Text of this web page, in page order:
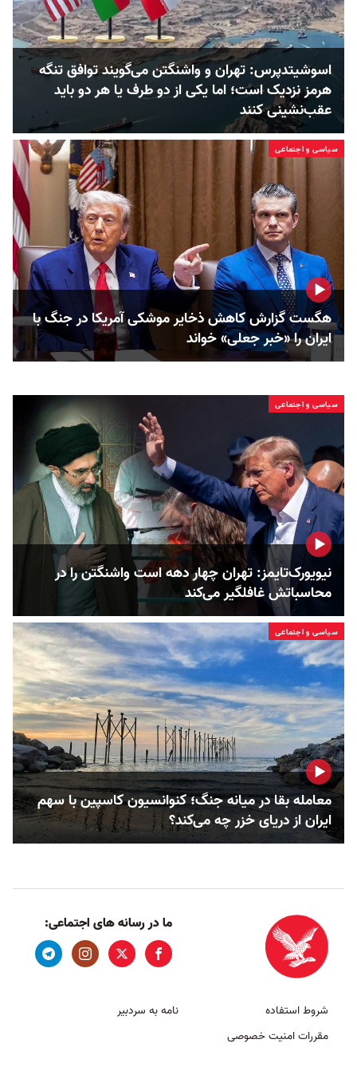
اسوشیتدپرس: تهران و واشنگتن می‌گویند توافق تنگه
هرمز نزدیک است؛ اما یکی از دو طرف یا هر دو باید
عقب‌نشینی کنند
سیاسی و اجتماعی
هگست گزارش کاهش ذخایر موشکی آمریکا در جنگ با
ایران را «خبر جعلی» خواند
سیاسی و اجتماعی
نیویورک‌تایمز: تهران چهار دهه است واشنگتن را در
محاسباتش غافلگیر می‌کند
سیاسی و اجتماعی
معامله بقا در میانه جنگ؛ کنوانسیون کاسپین با سهم
ایران از دریای خزر چه می‌کند؟
ما در رسانه های اجتماعی:
شروط استفاده
مقررات امنیت خصوصی
نامه به سردبیر